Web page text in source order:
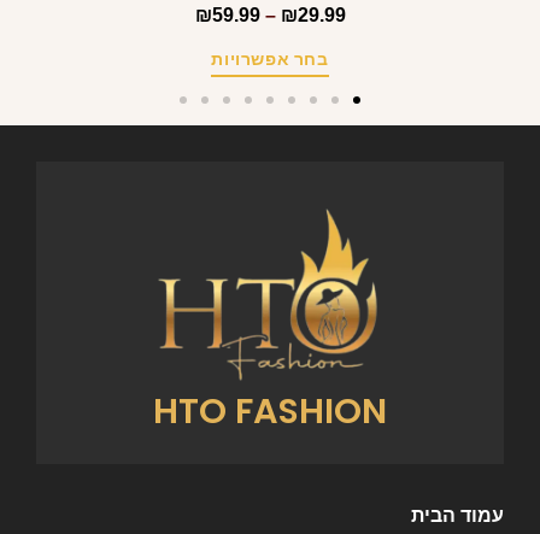
₪29.99
–
₪59.99
בחר אפשרויות
HTO FASHION
עמוד הבית